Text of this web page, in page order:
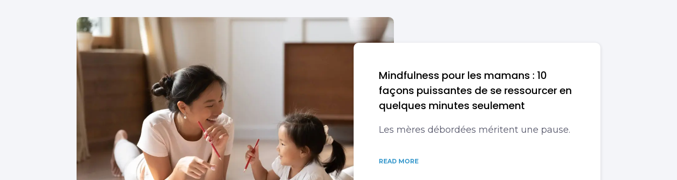
Mindfulness pour les mamans : 10
façons puissantes de se ressourcer en
quelques minutes seulement
Les mères débordées méritent une pause.
READ MORE